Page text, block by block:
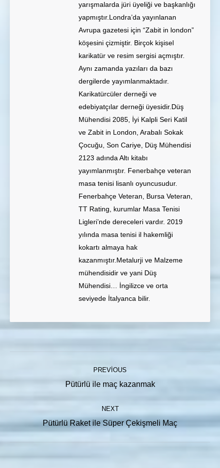
yarışmalarda jüri üyeliği ve başkanlığı
yapmıştır.Londra’da yayınlanan
Avrupa gazetesi için “Zabit in london”
köşesini çizmiştir. Birçok kişisel
karikatür ve resim sergisi açmıştır.
Aynı zamanda yazıları da bazı
dergilerde yayımlanmaktadır.
Karikatürcüler derneği ve
edebiyatçılar derneği üyesidir.Düş
Mühendisi 2085, İyi Kalpli Seri Katil
ve Zabit in London, Arabalı Sokak
Çocuğu, Son Cariye, Düş Mühendisi
2123 adında Altı kitabı
yayımlanmıştır. Fenerbahçe veteran
masa tenisi lisanlı oyuncusudur.
Fenerbahçe Veteran, Bursa Veteran,
TT Rating, kurumlar Masa Tenisi
Ligleri’nde dereceleri vardır. 2019
yılında masa tenisi il hakemliği
kokartı almaya hak
kazanmıştır.Metalurji ve Malzeme
mühendisidir ve yani Düş
Mühendisi… İngilizce ve orta
seviyede İtalyanca bilir.
PREVIOUS
Previous
Pütürlü ile maç kazanmak
NEXT
Next
Pütürlü Raket ile Süper Çekişmeli Maç